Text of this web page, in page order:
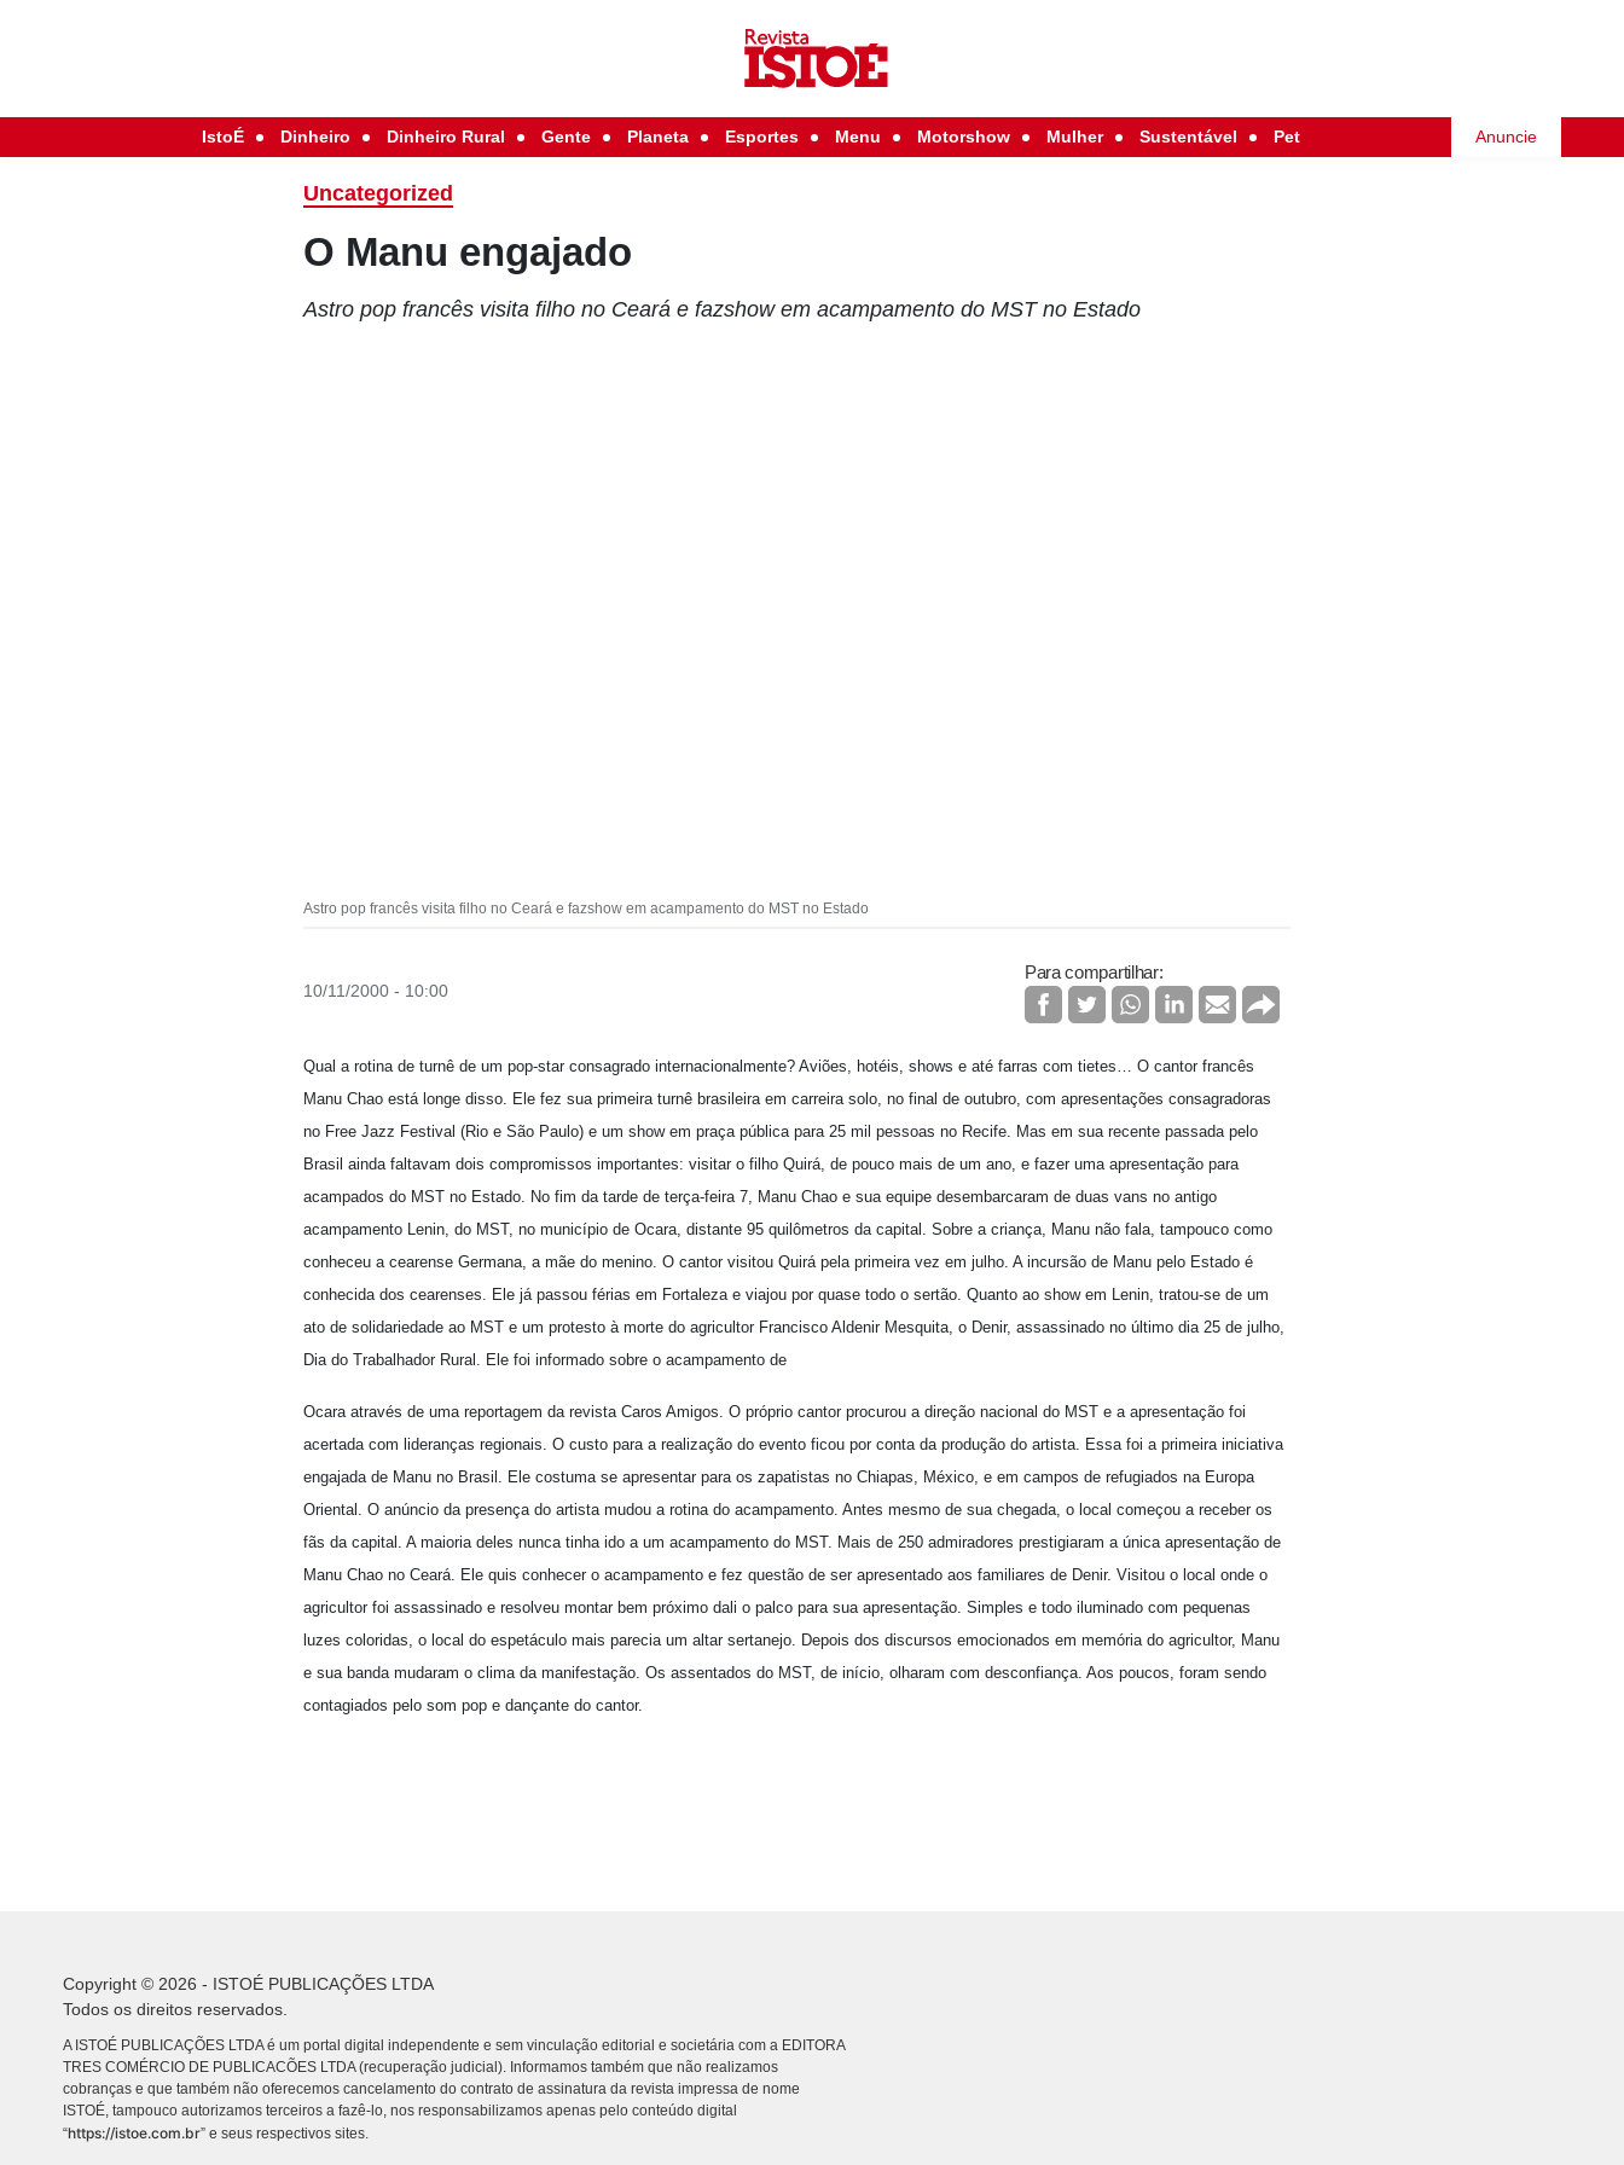
IstoÉ Dinheiro Dinheiro Rural Gente Planeta Esportes Menu Motorshow Mulher Sustentável Pet Anuncie
Uncategorized
O Manu engajado
Astro pop francês visita filho no Ceará e fazshow em acampamento do MST no Estado
Astro pop francês visita filho no Ceará e fazshow em acampamento do MST no Estado
10/11/2000 - 10:00
Para compartilhar:
Qual a rotina de turnê de um pop-star consagrado internacionalmente? Aviões, hotéis, shows e até farras com tietes… O cantor francês
Manu Chao está longe disso. Ele fez sua primeira turnê brasileira em carreira solo, no final de outubro, com apresentações consagradoras
no Free Jazz Festival (Rio e São Paulo) e um show em praça pública para 25 mil pessoas no Recife. Mas em sua recente passada pelo
Brasil ainda faltavam dois compromissos importantes: visitar o filho Quirá, de pouco mais de um ano, e fazer uma apresentação para
acampados do MST no Estado. No fim da tarde de terça-feira 7, Manu Chao e sua equipe desembarcaram de duas vans no antigo
acampamento Lenin, do MST, no município de Ocara, distante 95 quilômetros da capital. Sobre a criança, Manu não fala, tampouco como
conheceu a cearense Germana, a mãe do menino. O cantor visitou Quirá pela primeira vez em julho. A incursão de Manu pelo Estado é
conhecida dos cearenses. Ele já passou férias em Fortaleza e viajou por quase todo o sertão. Quanto ao show em Lenin, tratou-se de um
ato de solidariedade ao MST e um protesto à morte do agricultor Francisco Aldenir Mesquita, o Denir, assassinado no último dia 25 de julho,
Dia do Trabalhador Rural. Ele foi informado sobre o acampamento de
Ocara através de uma reportagem da revista Caros Amigos. O próprio cantor procurou a direção nacional do MST e a apresentação foi
acertada com lideranças regionais. O custo para a realização do evento ficou por conta da produção do artista. Essa foi a primeira iniciativa
engajada de Manu no Brasil. Ele costuma se apresentar para os zapatistas no Chiapas, México, e em campos de refugiados na Europa
Oriental. O anúncio da presença do artista mudou a rotina do acampamento. Antes mesmo de sua chegada, o local começou a receber os
fãs da capital. A maioria deles nunca tinha ido a um acampamento do MST. Mais de 250 admiradores prestigiaram a única apresentação de
Manu Chao no Ceará. Ele quis conhecer o acampamento e fez questão de ser apresentado aos familiares de Denir. Visitou o local onde o
agricultor foi assassinado e resolveu montar bem próximo dali o palco para sua apresentação. Simples e todo iluminado com pequenas
luzes coloridas, o local do espetáculo mais parecia um altar sertanejo. Depois dos discursos emocionados em memória do agricultor, Manu
e sua banda mudaram o clima da manifestação. Os assentados do MST, de início, olharam com desconfiança. Aos poucos, foram sendo
contagiados pelo som pop e dançante do cantor.
Copyright © 2026 - ISTOÉ PUBLICAÇÕES LTDA
Todos os direitos reservados.
A ISTOÉ PUBLICAÇÕES LTDA é um portal digital independente e sem vinculação editorial e societária com a EDITORA
TRES COMÉRCIO DE PUBLICACÕES LTDA (recuperação judicial). Informamos também que não realizamos
cobranças e que também não oferecemos cancelamento do contrato de assinatura da revista impressa de nome
ISTOÉ, tampouco autorizamos terceiros a fazê-lo, nos responsabilizamos apenas pelo conteúdo digital
“https://istoe.com.br” e seus respectivos sites.